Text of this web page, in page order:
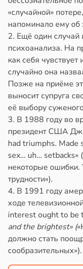
«случайной»
напоминало ему об
2. Ещё один случай
психоанализа. На
как себя
случайно она
Позже на приёме
выносит супруга
её выбору
3. В 1988 году во
президент США
had triumphs. Made
sex… uh…
некоторые ошибки.
трудности»).
4. В 1991 году
ходе
interest ought to be
and the brightest» (
должно стать
сообразительных»).